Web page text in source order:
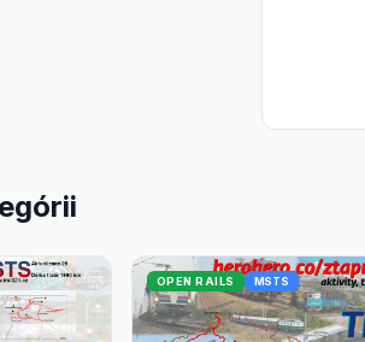
OPEN RAILS MSTS